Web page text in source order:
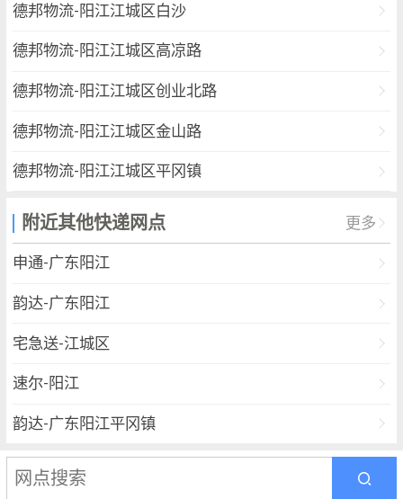
德邦物流-阳江江城区白沙
德邦物流-阳江江城区高凉路
德邦物流-阳江江城区创业北路
德邦物流-阳江江城区金山路
德邦物流-阳江江城区平冈镇
德邦物流-阳江阳东县塘坪镇
德邦物流-阳江江城区城西镇
德邦物流-阳江市海陵镇白蒲
德邦物流-广东阳江市江城区城西镇
附近其他快递网点 更多
申通-广东阳江
韵达-广东阳江
宅急送-江城区
速尔-阳江
韵达-广东阳江平冈镇
优速-阳江一